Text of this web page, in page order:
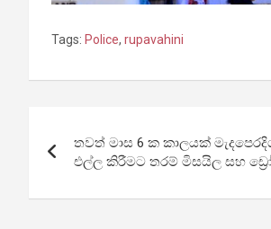
Tags: Police, rupavahini
navigation
තවත් මාස 6 ක කාලයක්
එල්ල කිරීමට තරම් මිසයිල සහ